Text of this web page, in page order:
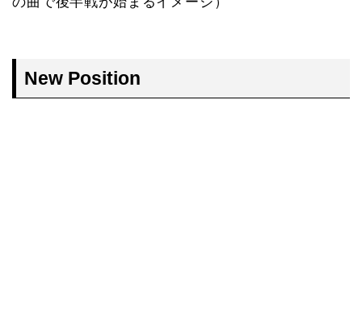
New Position